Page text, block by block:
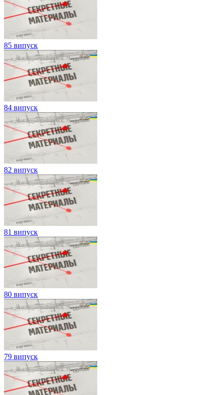
85 випуск
84 випуск
82 випуск
81 випуск
80 випуск
79 випуск